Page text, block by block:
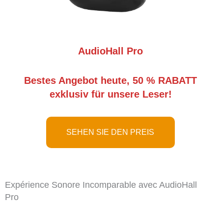
AudioHall Pro
Bestes Angebot heute, 50 % RABATT
exklusiv für unsere Leser!
SEHEN SIE DEN PREIS
Expérience Sonore Incomparable avec AudioHall
Pro